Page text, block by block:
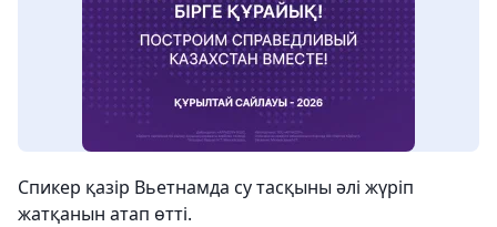
Спикер қазір Вьетнамда су тасқыны әлі жүріп
жатқанын атап өтті.